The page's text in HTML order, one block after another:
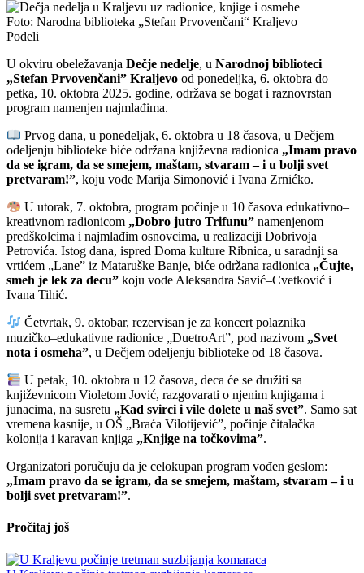
Foto: Narodna biblioteka „Stefan Prvovenčani“ Kraljevo
Podeli
U okviru obeležavanja Dečje nedelje, u Narodnoj biblioteci
„Stefan Prvovenčani” Kraljevo od ponedeljka, 6. oktobra do
petka, 10. oktobra 2025. godine, održava se bogat i raznovrstan
program namenjen najmlađima.
Prvog dana, u ponedeljak, 6. oktobra u 18 časova, u Dečjem
odeljenju biblioteke biće održana književna radionica „Imam pravo
da se igram, da se smejem, maštam, stvaram – i u bolji svet
pretvaram!”, koju vode Marija Simonović i Ivana Zrnićko.
U utorak, 7. oktobra, program počinje u 10 časova edukativno–
kreativnom radionicom „Dobro jutro Trifunu” namenjenom
predškolcima i najmlađim osnovcima, u realizaciji Dobrivoja
Petrovića. Istog dana, ispred Doma kulture Ribnica, u saradnji sa
vrtićem „Lane” iz Mataruške Banje, biće održana radionica „Čujte,
smeh je lek za decu” koju vode Aleksandra Savić–Cvetković i
Ivana Tihić.
Četvrtak, 9. oktobar, rezervisan je za koncert polaznika
muzičko–edukativne radionice „DuetroArt”, pod nazivom „Svet
nota i osmeha”, u Dečjem odeljenju biblioteke od 18 časova.
U petak, 10. oktobra u 12 časova, deca će se družiti sa
književnicom Violetom Jović, razgovarati o njenim knjigama i
junacima, na susretu „Kad svirci i vile dolete u naš svet”. Samo sat
vremena kasnije, u OŠ „Braća Vilotijević”, počinje čitalačka
kolonija i karavan knjiga „Knjige na točkovima”.
Organizatori poručuju da je celokupan program vođen geslom:
„Imam pravo da se igram, da se smejem, maštam, stvaram – i u
bolji svet pretvaram!”.
Pročitaj još